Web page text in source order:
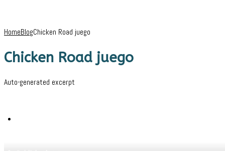
HomeBlogChicken Road juego
Chicken Road juego
Auto-generated excerpt